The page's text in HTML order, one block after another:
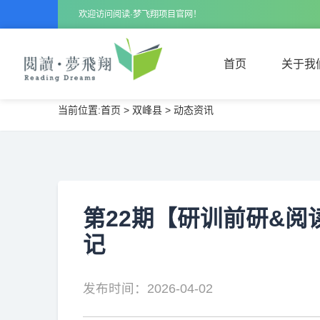
欢迎访问阅读·梦飞翔项目官网！
首页 关于我
当前位置:首页 > 双峰县> 动态资讯
第22期【研训前研&阅
记
发布时间：2026-04-02